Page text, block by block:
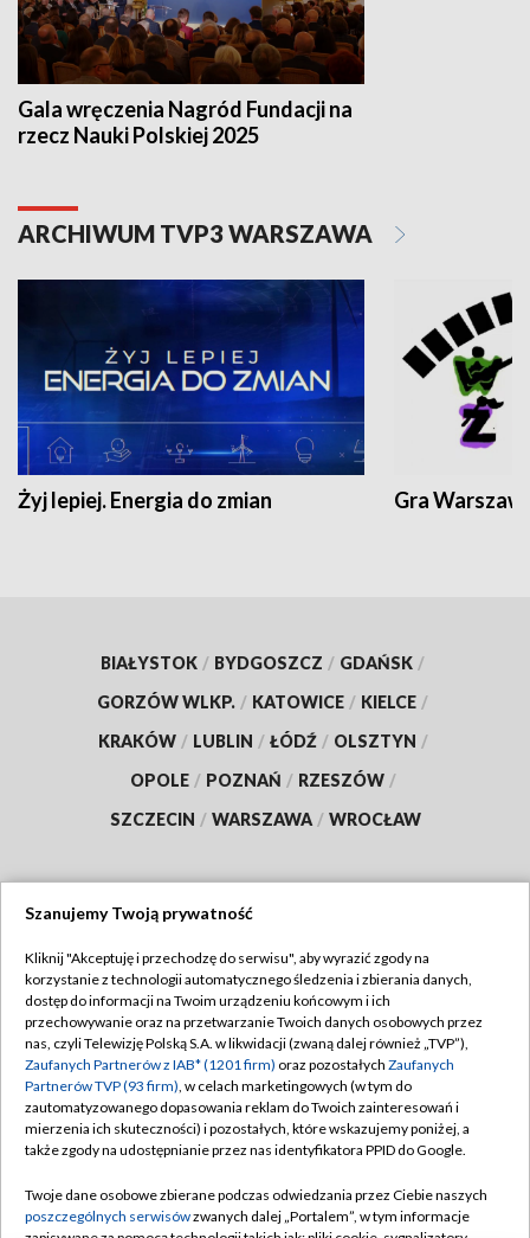
Gala wręczenia Nagród Fundacji na
rzecz Nauki Polskiej 2025
ARCHIWUM TVP3 WARSZAWA
Żyj lepiej. Energia do zmian Gra
BIAŁYSTOK / BYDGOSZCZ / GDAŃSK /
GORZÓW WLKP. / KATOWICE / KIELCE /
KRAKÓW / LUBLIN / ŁÓDŹ / OLSZTYN /
OPOLE / POZNAŃ / RZESZÓW /
SZCZECIN / WARSZAWA / WROCŁAW
TVP
Abonament TVP
Emisja w TVP
Centrum informacji TVP
Naziemna Telewizja Cyfrowa
Rada Programowa
Regulamin TVP
Polityka prywatności
Moje zgody
Pomoc
Kontakt
Szanujemy Twoją prywatność
Kliknij "Akceptuję i przechodzę do serwisu", aby wyrazić zgody na
korzystanie z technologii automatycznego śledzenia i zbierania danych,
dostęp do informacji na Twoim urządzeniu końcowym i ich
przechowywanie oraz na przetwarzanie Twoich danych osobowych przez
nas, czyli Telewizję Polską S.A. w likwidacji (zwaną dalej również „TVP”),
Zaufanych Partnerów z IAB* (1201 firm) oraz pozostałych Zaufanych
Partnerów TVP (93 firm), w celach marketingowych (w tym do
zautomatyzowanego dopasowania reklam do Twoich zainteresowań i
mierzenia ich skuteczności) i pozostałych, które wskazujemy poniżej, a
także zgody na udostępnianie przez nas identyfikatora PPID do Google.
Twoje dane osobowe zbierane podczas odwiedzania przez Ciebie naszych
poszczególnych serwisówzwanych dalej „Portalem”, w tym informacje